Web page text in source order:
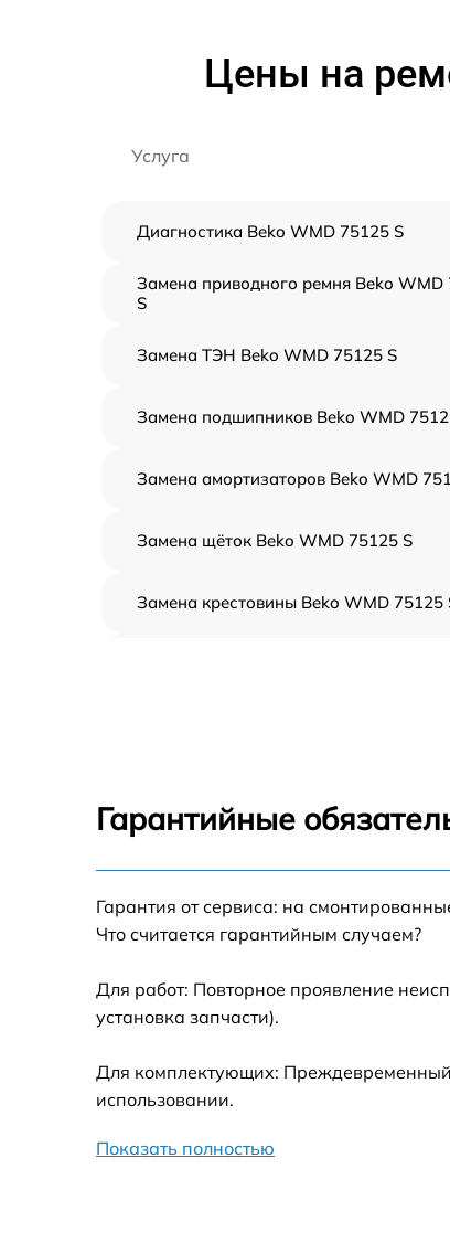
Цены на
Услуга
Диагностика Beko WMD 75125 S
Замена приводного ремня Beko WMD
S
Замена ТЭН Beko WMD 75125 S
Замена подшипников Beko WMD
Замена амортизаторов Beko WMD
Замена щёток Beko WMD 75125 S
Замена крестовины Beko WMD 75125
Замена УБЛ Beko WMD 75125 S
75125 S
Замена сливного насоса Beko WMD
Замена прессостата Beko WMD 75125
Гарантийные
Гарантия от сервиса: на
Что считается гарантийным случаем?
Для работ: Повторное проявление
установка запчасти).
Для комплектующих: Преждевременный
использовании.
Показать полностью